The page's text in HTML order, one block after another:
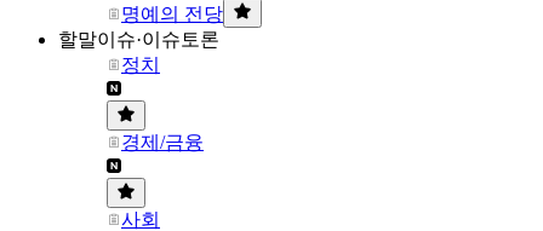
명예의 전당
할말이슈·이슈토론
정치
경제/금융
사회